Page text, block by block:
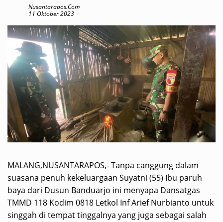
Nusantarapos.com
11 Oktober 2023
MALANG,NUSANTARAPOS,- Tanpa canggung dalam
suasana penuh kekeluargaan Suyatni (55) Ibu paruh
baya dari Dusun Banduarjo ini menyapa Dansatgas
TMMD 118 Kodim 0818 Letkol Inf Arief Nurbianto untuk
singgah di tempat tinggalnya yang juga sebagai salah